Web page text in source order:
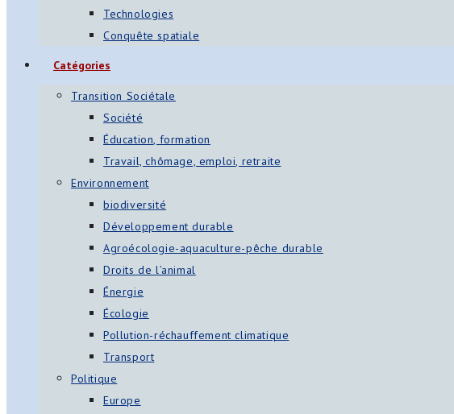
Technologies
Conquête spatiale
Catégories
Transition Sociétale
Société
Éducation, formation
Travail, chômage, emploi, retraite
Environnement
biodiversité
Développement durable
Agroécologie-aquaculture-pêche durable
Droits de l’animal
Énergie
Écologie
Pollution-réchauffement climatique
Transport
Politique
Europe